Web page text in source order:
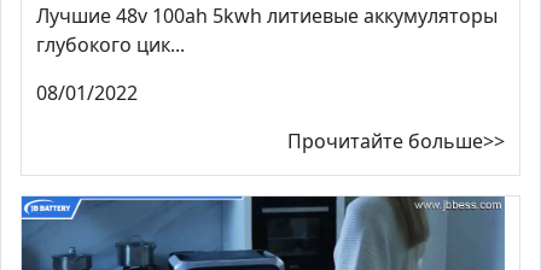
Лучшие 48v 100ah 5kwh литиевые аккумуляторы
глубокого цик...
08/01/2022
Прочитайте больше>>